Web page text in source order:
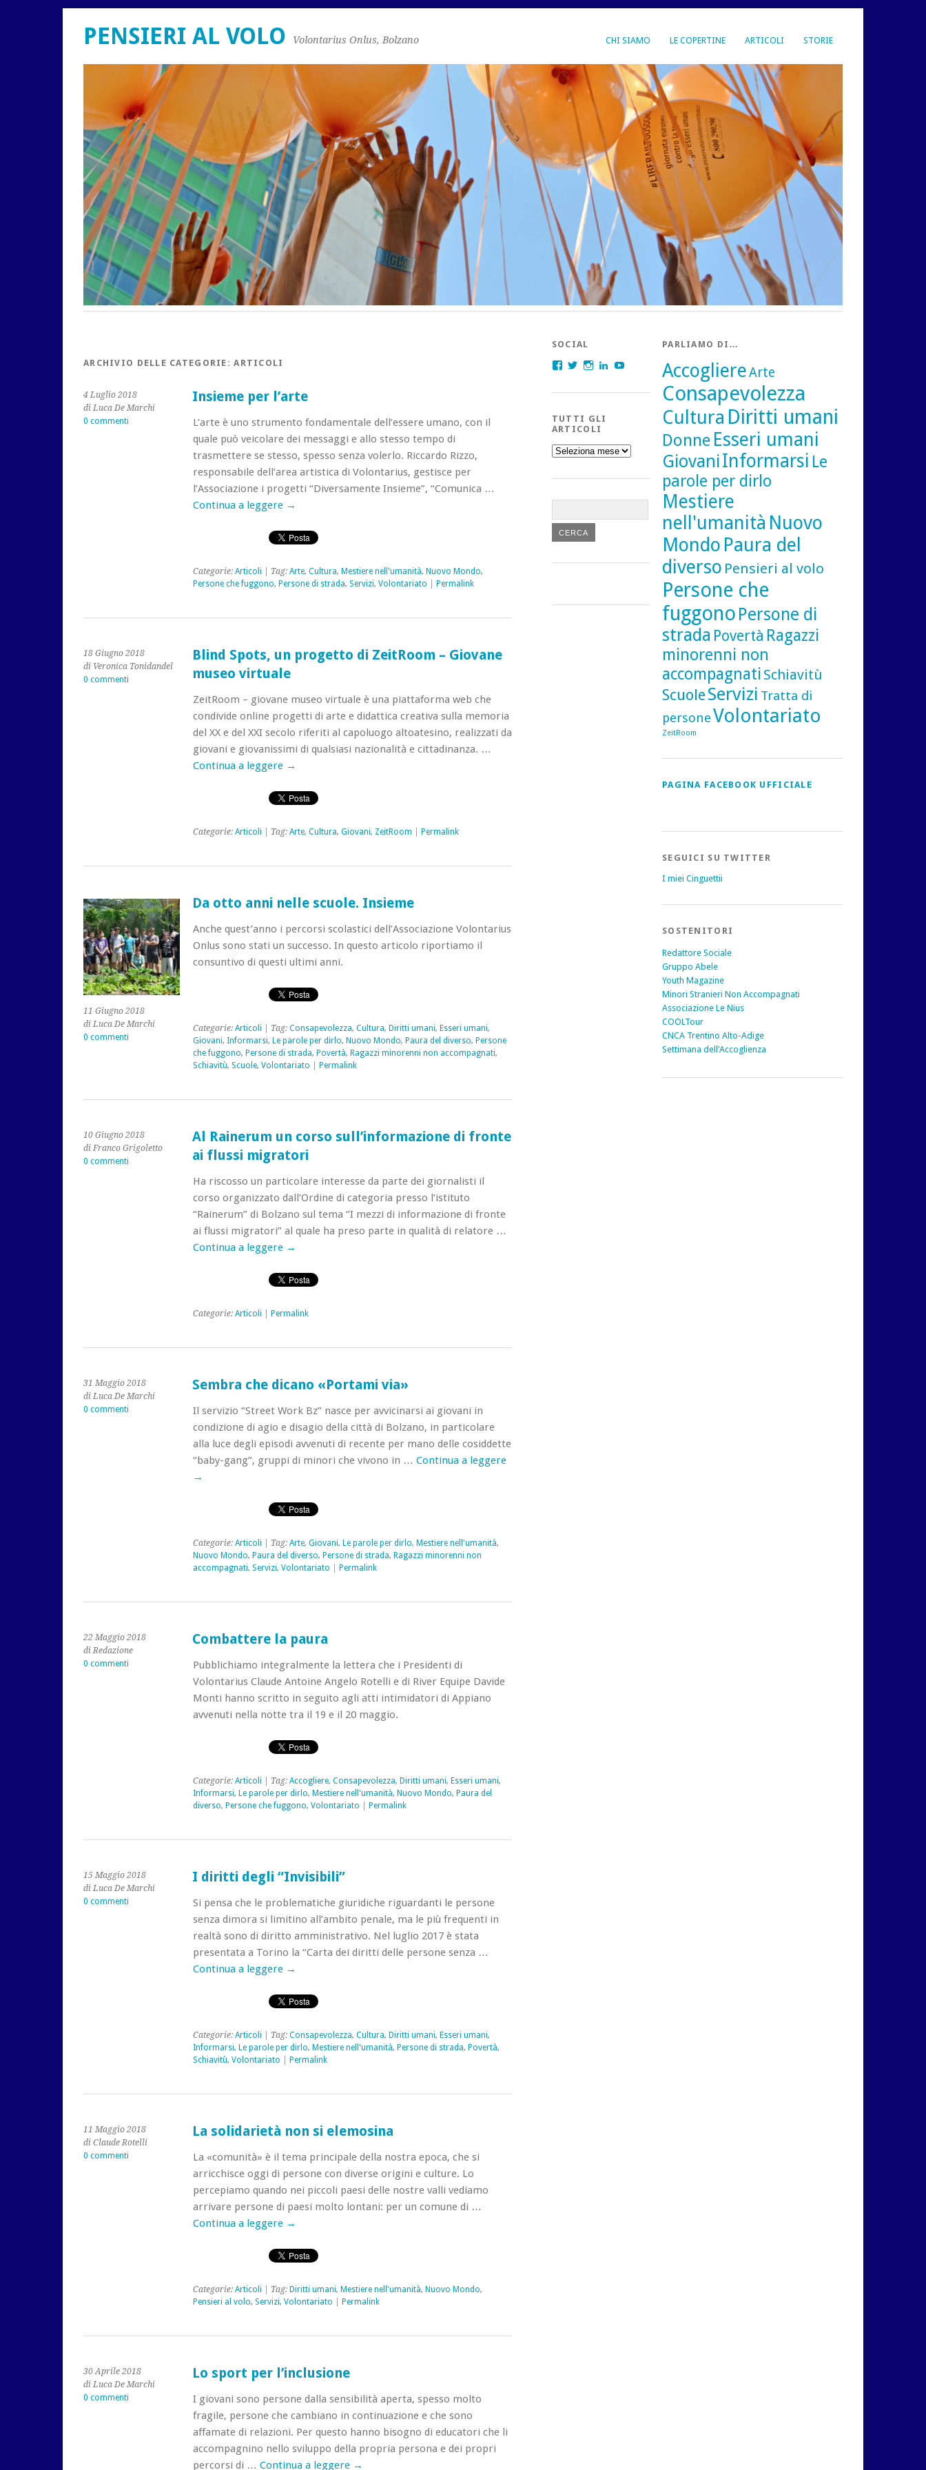
CHI SIAMO LE COPERTINE ARTICOLI STORIE
PENSIERI AL VOLO Volontarius Onlus, Bolzano
ARCHIVIO DELLE CATEGORIE:ARTICOLI
4 Luglio 2018
di Luca De Marchi
0 commenti
Insieme per l’arte
L’arte è uno strumento fondamentale dell’essere umano, con il
quale può veicolare dei messaggi e allo stesso tempo di
trasmettere se stesso, spesso senza volerlo. Riccardo Rizzo,
responsabile dell’area artistica di Volontarius, gestisce per
l’Associazione i progetti “Diversamente Insieme”, “Comunica …
Continua a leggere →
Categorie: Articoli | Tag: Arte, Cultura, Mestiere nell'umanità, Nuovo Mondo,
Persone che fuggono, Persone di strada, Servizi, Volontariato Permalink
18 Giugno 2018
di Veronica Tonidandel
0 commenti
Blind Spots, un progetto di ZeitRoom – Giovane
museo virtuale
ZeitRoom – giovane museo virtuale è una piattaforma web che
condivide online progetti di arte e didattica creativa sulla memoria
del XX e del XXI secolo riferiti al capoluogo altoatesino, realizzati da
giovani e giovanissimi di qualsiasi nazionalità e cittadinanza. …
Continua a leggere →
Categorie: Articoli | Tag: Arte, Cultura, Giovani, ZeitRoom Permalink
11 Giugno 2018
di Luca De Marchi
0 commenti
Da otto anni nelle scuole. Insieme
Anche quest’anno i percorsi scolastici dell’Associazione Volontarius
Onlus sono stati un successo. In questo articolo riportiamo il
consuntivo di questi ultimi anni.
Categorie: Articoli | Tag: Consapevolezza, Cultura, Diritti umani, Esseri umani,
Giovani, Informarsi, Le parole per dirlo, Nuovo Mondo, Paura del diverso, Persone
che fuggono, Persone di strada, Povertà, Ragazzi minorenni non accompagnati,
Schiavitù, Scuole, Volontariato Permalink
10 Giugno 2018
di Franco Grigoletto
0 commenti
Al Rainerum un corso sull’informazione di fronte
ai flussi migratori
Ha riscosso un particolare interesse da parte dei giornalisti il
corso organizzato dall’Ordine di categoria presso l’istituto
“Rainerum” di Bolzano sul tema “I mezzi di informazione di fronte
ai flussi migratori” al quale ha preso parte in qualità di relatore …
Continua a leggere →
Categorie: Articoli Permalink
31 Maggio 2018
di Luca De Marchi
0 commenti
Sembra che dicano «Portami via»
Il servizio “Street Work Bz” nasce per avvicinarsi ai giovani in
condizione di agio e disagio della città di Bolzano, in particolare
alla luce degli episodi avvenuti di recente per mano delle cosiddette
“baby-gang”, gruppi di minori che vivono in … Continua a leggere
→
Categorie: Articoli | Tag: Arte, Giovani, Le parole per dirlo, Mestiere nell'umanità,
Nuovo Mondo, Paura del diverso, Persone di strada, Ragazzi minorenni non
accompagnati, Servizi, Volontariato Permalink
22 Maggio 2018
di Redazione
0 commenti
Combattere la paura
Pubblichiamo integralmente la lettera che i Presidenti di
Volontarius Claude Antoine Angelo Rotelli e di River Equipe Davide
Monti hanno scritto in seguito agli atti intimidatori di Appiano
avvenuti nella notte tra il 19 e il 20 maggio.
Categorie: Articoli | Tag: Accogliere, Consapevolezza, Diritti umani, Esseri umani,
Informarsi, Le parole per dirlo, Mestiere nell'umanità, Nuovo Mondo, Paura del
diverso, Persone che fuggono, Volontariato Permalink
15 Maggio 2018
di Luca De Marchi
0 commenti
I diritti degli “Invisibili”
Si pensa che le problematiche giuridiche riguardanti le persone
senza dimora si limitino all’ambito penale, ma le più frequenti in
realtà sono di diritto amministrativo. Nel luglio 2017 è stata
presentata a Torino la “Carta dei diritti delle persone senza …
Continua a leggere →
Categorie: Articoli | Tag: Consapevolezza, Cultura, Diritti umani, Esseri umani,
Informarsi, Le parole per dirlo, Mestiere nell'umanità, Persone di strada, Povertà,
Schiavitù, Volontariato Permalink
11 Maggio 2018
di Claude Rotelli
0 commenti
La solidarietà non si elemosina
La «comunità» è il tema principale della nostra epoca, che si
arricchisce oggi di persone con diverse origini e culture. Lo
percepiamo quando nei piccoli paesi delle nostre valli vediamo
arrivare persone di paesi molto lontani: per un comune di …
Continua a leggere →
Categorie: Articoli | Tag: Diritti umani, Mestiere nell'umanità, Nuovo Mondo,
Pensieri al volo, Servizi, Volontariato Permalink
30 Aprile 2018
di Luca De Marchi
0 commenti
Lo sport per l’inclusione
I giovani sono persone dalla sensibilità aperta, spesso molto
fragile, persone che cambiano in continuazione e che sono
affamate di relazioni. Per questo hanno bisogno di educatori che li
accompagnino nello sviluppo della propria persona e dei propri
percorsi di … Continua a leggere →
SOCIAL
Facebook
Twitter
Instagram
LinkedIn
YouTube
TUTTI GLI
ARTICOLI
Tutti
gli
PARLIAMO DI…
AccogliereArte
Consapevolezza
Cultura Diritti umani
Donne Esseri umani
GiovaniInformarsi Le
parole per dirlo
Mestiere
nell'umanità Nuovo
Mondo Paura del
diverso Pensieri al volo
Persone che
fuggono Persone di
strada Povertà Ragazzi
minorenni non
accompagnati Schiavitù
ScuoleServizi Tratta di
personeVolontariato
ZeitRoom
PAGINA FACEBOOK UFFICIALE
SEGUICI SU TWITTER
I miei Cinguettii
SOSTENITORI
Redattore Sociale
Gruppo Abele
Youth Magazine
Minori Stranieri Non Accompagnati
Associazione Le Nius
COOLTour
CNCA Trentino Alto-Adige
Settimana dell'Accoglienza